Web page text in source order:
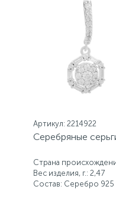
Артикул: 2214922
Серебряные
Страна
Вес изделия, г.: 2,47
Состав: Серебро 925